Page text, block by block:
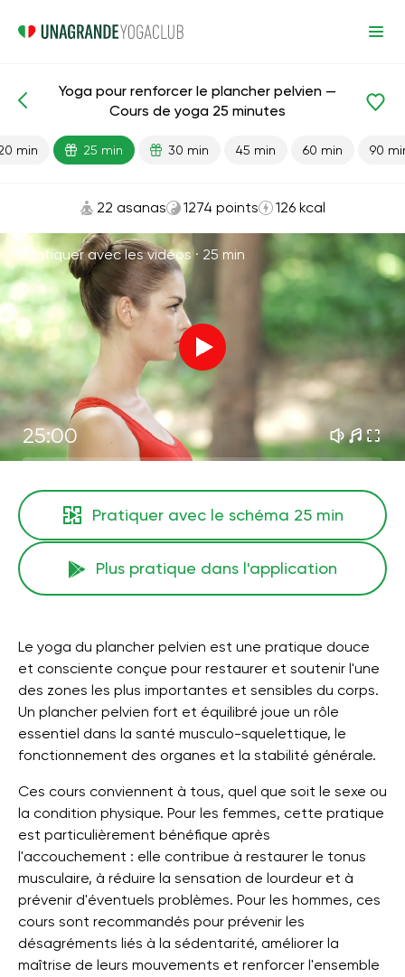
Leçons prêtes Bassin
Yoga pour renforcer le plancher pelvien —
Cours de yoga 25 minutes
min 25 min 30 min 45 min 60 min 90
22 asanas 1274 points 126 kcal
Pratiquer avec les vidéos · 25 min
25:00
Pratiquer avec le schéma 25 min
Plus pratique dans l'application
Le yoga du plancher pelvien est une pratique douce
et consciente conçue pour restaurer et soutenir l'une
des zones les plus importantes et sensibles du corps.
Un plancher pelvien fort et équilibré joue un rôle
essentiel dans la santé musculo-squelettique, le
fonctionnement des organes et la stabilité générale.
Ces cours conviennent à tous, quel que soit le sexe ou
la condition physique. Pour les femmes, cette pratique
est particulièrement bénéfique après
l'accouchement : elle contribue à restaurer le tonus
musculaire, à réduire la sensation de lourdeur et à
prévenir d'éventuels problèmes. Pour les hommes, ces
cours sont recommandés pour prévenir les
désagréments liés à la sédentarité, améliorer la
maîtrise de leurs mouvements et renforcer l'ensemble